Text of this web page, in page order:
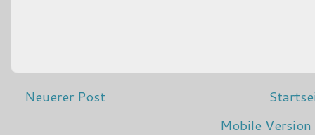
Neuerer Post
Mobile